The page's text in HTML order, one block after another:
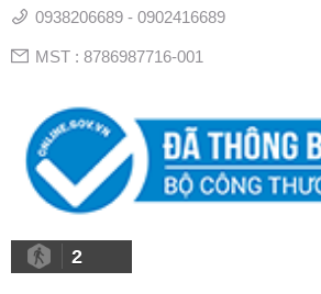
0938206689 - 0902416689
MST : 8786987716-001
2